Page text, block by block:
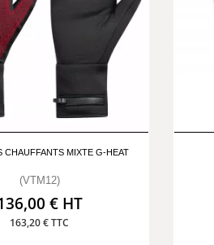
CHAUFFANTS MIXTE G-HEAT
(VTM12)
€ HT
163,20 € TTC